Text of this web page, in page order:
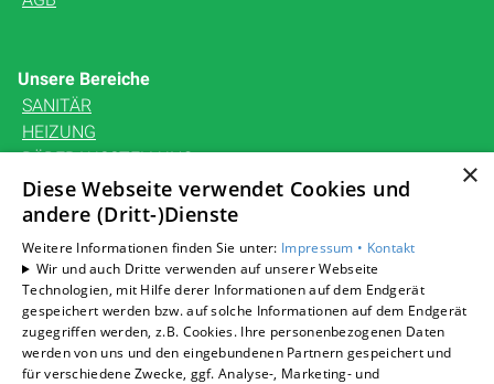
Unsere Bereiche
SANITÄR
HEIZUNG
BÄDERAUSSTELLUNG
KARRIERE
UNTERNEHMEN
KONTAKT
Um externe HTML-Inhalte anzuzeigen, benötigen wir
Ihre Einwilligung.
×
Diese Webseite verwendet Cookies und
andere (Dritt-)Dienste
Weitere Informationen finden Sie unter: Impressum • Kontakt
Wir und auch Dritte verwenden auf unserer Webseite
Technologien, mit Hilfe derer Informationen auf dem Endgerät
gespeichert werden bzw. auf solche Informationen auf dem Endgerät
zugegriffen werden, z.B. Cookies. Ihre personenbezogenen Daten
werden von uns und den eingebundenen Partnern gespeichert und
für verschiedene Zwecke, ggf. Analyse-, Marketing- und